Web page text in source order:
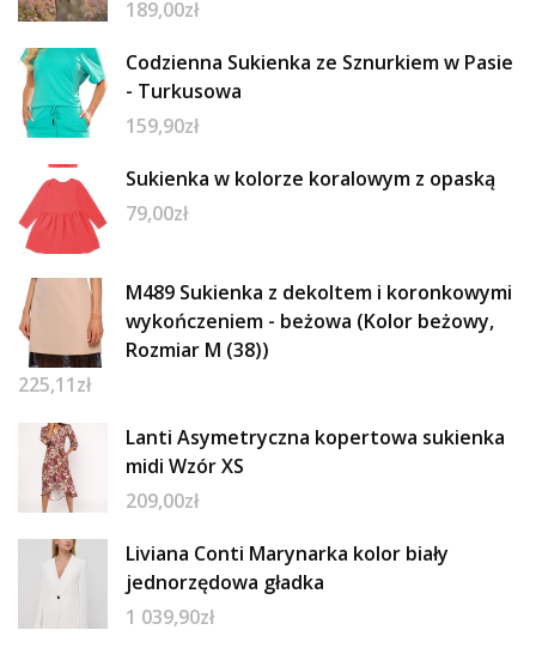
189,00zł
Codzienna Sukienka ze Sznurkiem w Pasie
- Turkusowa
159,90zł
Sukienka w kolorze koralowym z opaską
79,00zł
M489 Sukienka z dekoltem i koronkowymi
wykończeniem - beżowa (Kolor beżowy,
Rozmiar M (38))
225,11zł
Lanti Asymetryczna kopertowa sukienka
midi Wzór XS
209,00zł
Liviana Conti Marynarka kolor biały
jednorzędowa gładka
1 039,90zł